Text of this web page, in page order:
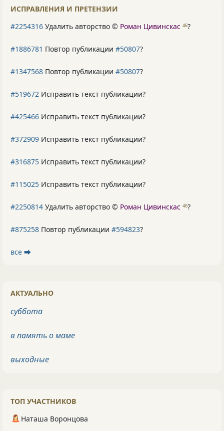
ИСПРАВЛЕНИЯ И ПРЕТЕНЗИИ
#2254316 Удалить авторство © Роман Цивинскас 46?
#1886781 Повтор публикации #50807?
#1347568 Повтор публикации #50807?
#519672 Исправить текст публикации?
#425466 Исправить текст публикации?
#372909 Исправить текст публикации?
#316875 Исправить текст публикации?
#115025 Исправить текст публикации?
#2250814 Удалить авторство © Роман Цивинскас 46?
#875258 Повтор публикации #594823?
все ⮕
АКТУАЛЬНО
суббота
в память о маме
выходные
ТОП УЧАСТНИКОВ
Наташа Воронцова